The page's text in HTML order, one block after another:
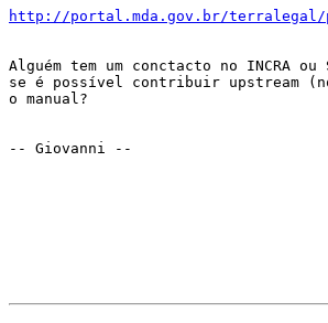
http://portal.mda.gov.br/terralegal/
Alguém tem um conctacto no INCRA ou
se é possível contribuir upstream
o manual?
-- Giovanni --